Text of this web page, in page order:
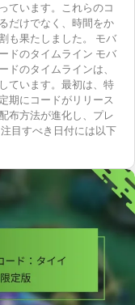
ています。これらのコ
だけでなく、時間をか
も果たしました。 モバ
ドのタイムライン モバ
ドのタイムラインは、
ています。最初は、特
期にコードがリリース
布方法が進化し、プレ
目すべき日付には以下